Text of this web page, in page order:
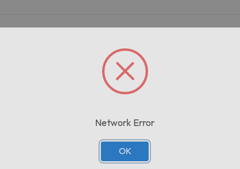
Prodotti correlati
Network Error
OK